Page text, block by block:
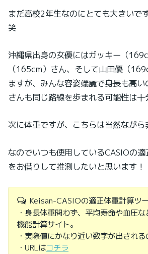
まだ高校2年生なのにとても大きいで
笑
沖縄県出身の女優にはガッキー（
（165cm）さん、そして山田優（
ますが、みんな容姿端麗で身長も高
さんも同じ路線を歩まれる可能性は十
次に体重ですが、こちらは当然ながら
なのでいつも使用しているCASIOの
をお借りして推測したいと思います！
Keisan-CASIOの適正体重計算ツ
・身長体重問わず、平均寿命や血圧
機能計算サイト。
・実際値にかなり近い数字が出される
・URLはコチラ